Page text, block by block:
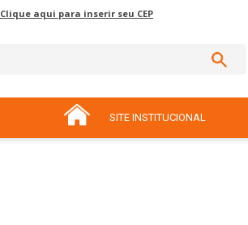
Clique aqui para inserir seu CEP
SITE INSTITUCIONAL